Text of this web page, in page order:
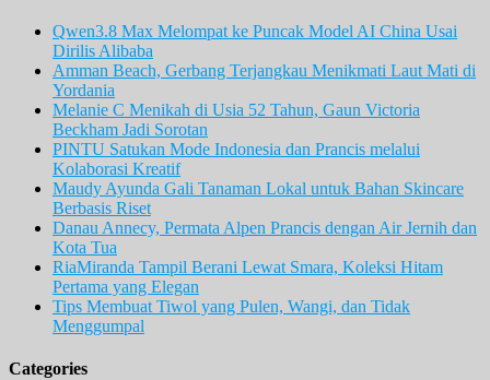
Qwen3.8 Max Melompat ke Puncak Model AI China Usai
Dirilis Alibaba
Amman Beach, Gerbang Terjangkau Menikmati Laut Mati di
Yordania
Melanie C Menikah di Usia 52 Tahun, Gaun Victoria
Beckham Jadi Sorotan
PINTU Satukan Mode Indonesia dan Prancis melalui
Kolaborasi Kreatif
Maudy Ayunda Gali Tanaman Lokal untuk Bahan Skincare
Berbasis Riset
Danau Annecy, Permata Alpen Prancis dengan Air Jernih dan
Kota Tua
RiaMiranda Tampil Berani Lewat Smara, Koleksi Hitam
Pertama yang Elegan
Tips Membuat Tiwol yang Pulen, Wangi, dan Tidak
Menggumpal
Categories